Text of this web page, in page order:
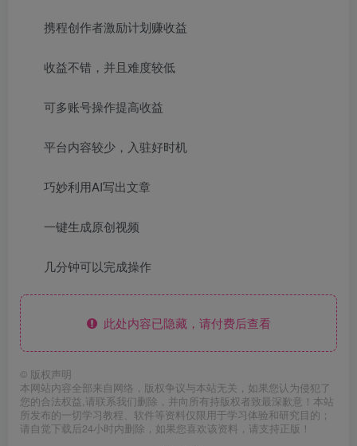
携程创作者激励计划赚收益
收益不错，并且难度较低
可多账号操作提高收益
平台内容较少，入驻好时机
巧妙利用AI写出文章
一键生成原创视频
几分钟可以完成操作
此处内容已隐藏，请付费后查看
© 版权声明
本网站内容全部来自网络，版权争议与本站无关，如果您认为侵犯了
您的合法权益,请联系我们删除，并向所有持版权者致最深歉意！本站
所发布的一切学习教程、软件等资料仅限用于学习体验和研究目的；
请自觉下载后24小时内删除，如果您喜欢该资料，请支持正版！